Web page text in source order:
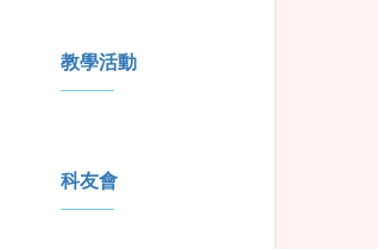
教學活動
科友會